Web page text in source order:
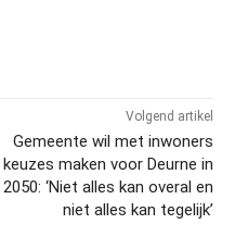
Volgend artikel
Gemeente wil met inwoners
keuzes maken voor Deurne in
2050: ‘Niet alles kan overal en
niet alles kan tegelijk’